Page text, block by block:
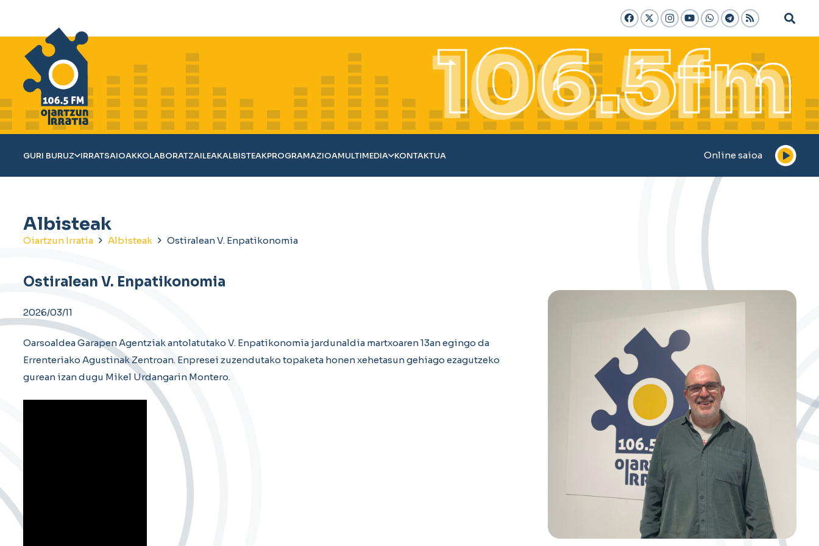
GURI BURUZ IRRATSAIOAKKOLABORATZAILEAKALBISTEAKPROGRAMAZIOAMULTIMEDIA KONTAKTUA Online saioa
Albisteak
Oiartzun Irratia Albisteak Ostiralean V. Enpatikonomia
Ostiralean V. Enpatikonomia
2026/03/11
Oarsoaldea Garapen Agentziak antolatutako V. Enpatikonomia jardunaldia martxoaren 13an egingo da
Errenteriako Agustinak Zentroan. Enpresei zuzendutako topaketa honen xehetasun gehiago ezagutzeko
gurean izan dugu Mikel Urdangarin Montero.